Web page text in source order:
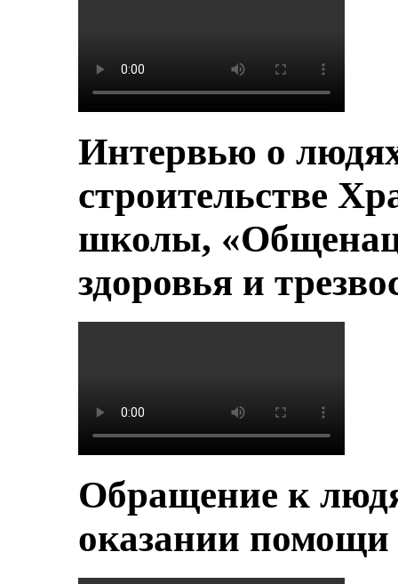
Интервью о
строительстве
школы,
здоровья и
Обращение к
оказании помощи